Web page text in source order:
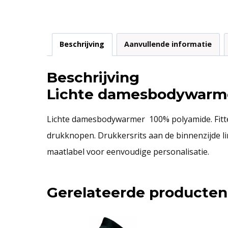
Beschrijving Aanvullende informatie
Beschrijving
Lichte
Lichte damesbodywarmer 100% polyamide.
drukknopen. Drukkersrits aan de binnenzijde
maatlabel voor eenvoudige personalisatie.
Gerelateerde producten